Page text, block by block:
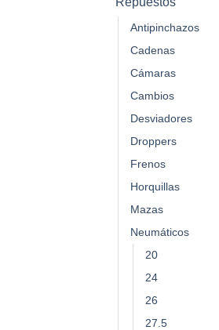
Antipinchazos
Cadenas
Cámaras
Cambios
Desviadores
Droppers
Frenos
Horquillas
Mazas
Neumáticos
20
24
26
27.5